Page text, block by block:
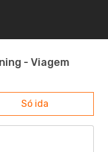
- Viagem
Só ida